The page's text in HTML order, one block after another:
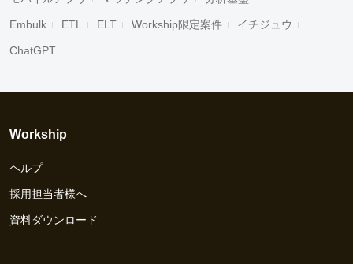
Embulk ETL ELT Workship限定案件 イチジュウ
ChatGPT
Workship
ヘルプ
採用担当者様へ
資料ダウンロード